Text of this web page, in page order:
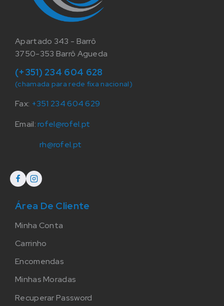
Apartado 343 - Barrô
3750-353 Barrô Agueda
(+351) 234 604 628
(chamada para rede fixa nacional)
Fax: +351 234 604 629
Email:rofel@rofel.pt
rh@rofel.pt
Área De Cliente
Minha Conta
Carrinho
Encomendas
Minhas Moradas
Recuperar Password